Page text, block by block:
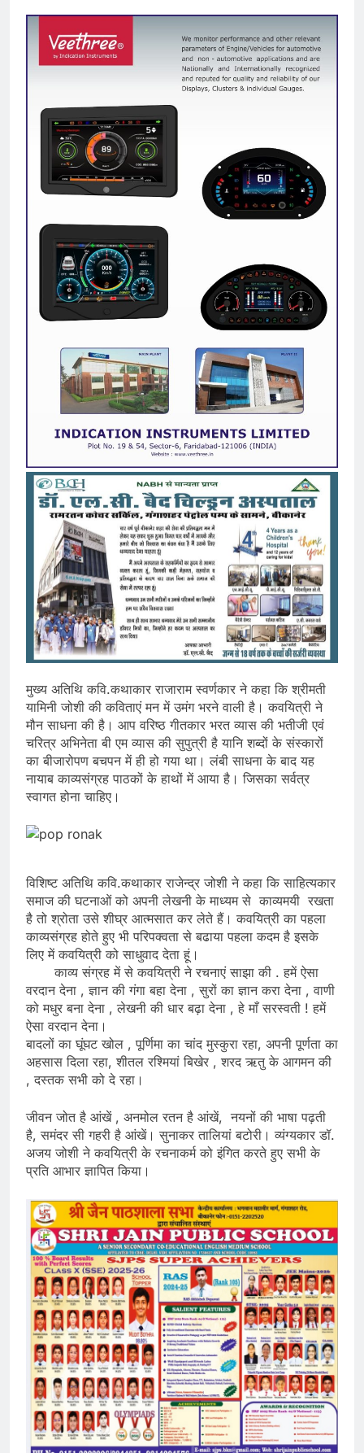
मुख्य अतिथि कवि.कथाकार राजाराम स्वर्णकार ने कहा कि श्रीमती
यामिनी जोशी की कविताएं मन में उमंग भरने वाली है। कवयित्री ने
मौन साधना की है। आप वरिष्ठ गीतकार भरत व्यास की भतीजी एवं
चरित्र अभिनेता बी एम व्यास की सुपुत्री है यानि शब्दों के संस्कारों
का बीजारोपण बचपन में ही हो गया था। लंबी साधना के बाद यह
नायाब काव्यसंग्रह पाठकों के हाथों में आया है। जिसका सर्वत्र
स्वागत होना चाहिए।
विशिष्ट अतिथि कवि.कथाकार राजेन्द्र जोशी ने कहा कि साहित्यकार
समाज की घटनाओं को अपनी लेखनी के माध्यम से काव्यमयी रखता
है तो श्रोता उसे शीघ्र आत्मसात कर लेते हैं। कवयित्री का पहला
काव्यसंग्रह होते हुए भी परिपक्वता से बढाया पहला कदम है इसके
लिए में कवयित्री को साधुवाद देता हूं।
काव्य संग्रह में से कवयित्री ने रचनाएं साझा की . हमें ऐसा
वरदान देना , ज्ञान की गंगा बहा देना , सुरों का ज्ञान करा देना , वाणी
को मधुर बना देना , लेखनी की धार बढ़ा देना , हे माँ सरस्वती ! हमें
ऐसा वरदान देना।
बादलों का घूंघट खोल , पूर्णिमा का चांद मुस्कुरा रहा, अपनी पूर्णता का
अहसास दिला रहा, शीतल रश्मियां बिखेर , शरद ऋतु के आगमन की
, दस्तक सभी को दे रहा।
जीवन जोत है आंखें , अनमोल रतन है आंखें, नयनों की भाषा पढ़ती
है, समंदर सी गहरी है आंखें। सुनाकर तालियां बटोरी। व्यंग्यकार डॉ.
अजय जोशी ने कवयित्री के रचनाकर्म को इंगित करते हुए सभी के
प्रति आभार ज्ञापित किया।